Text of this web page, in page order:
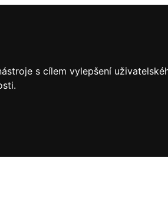
s cílem vylepšení